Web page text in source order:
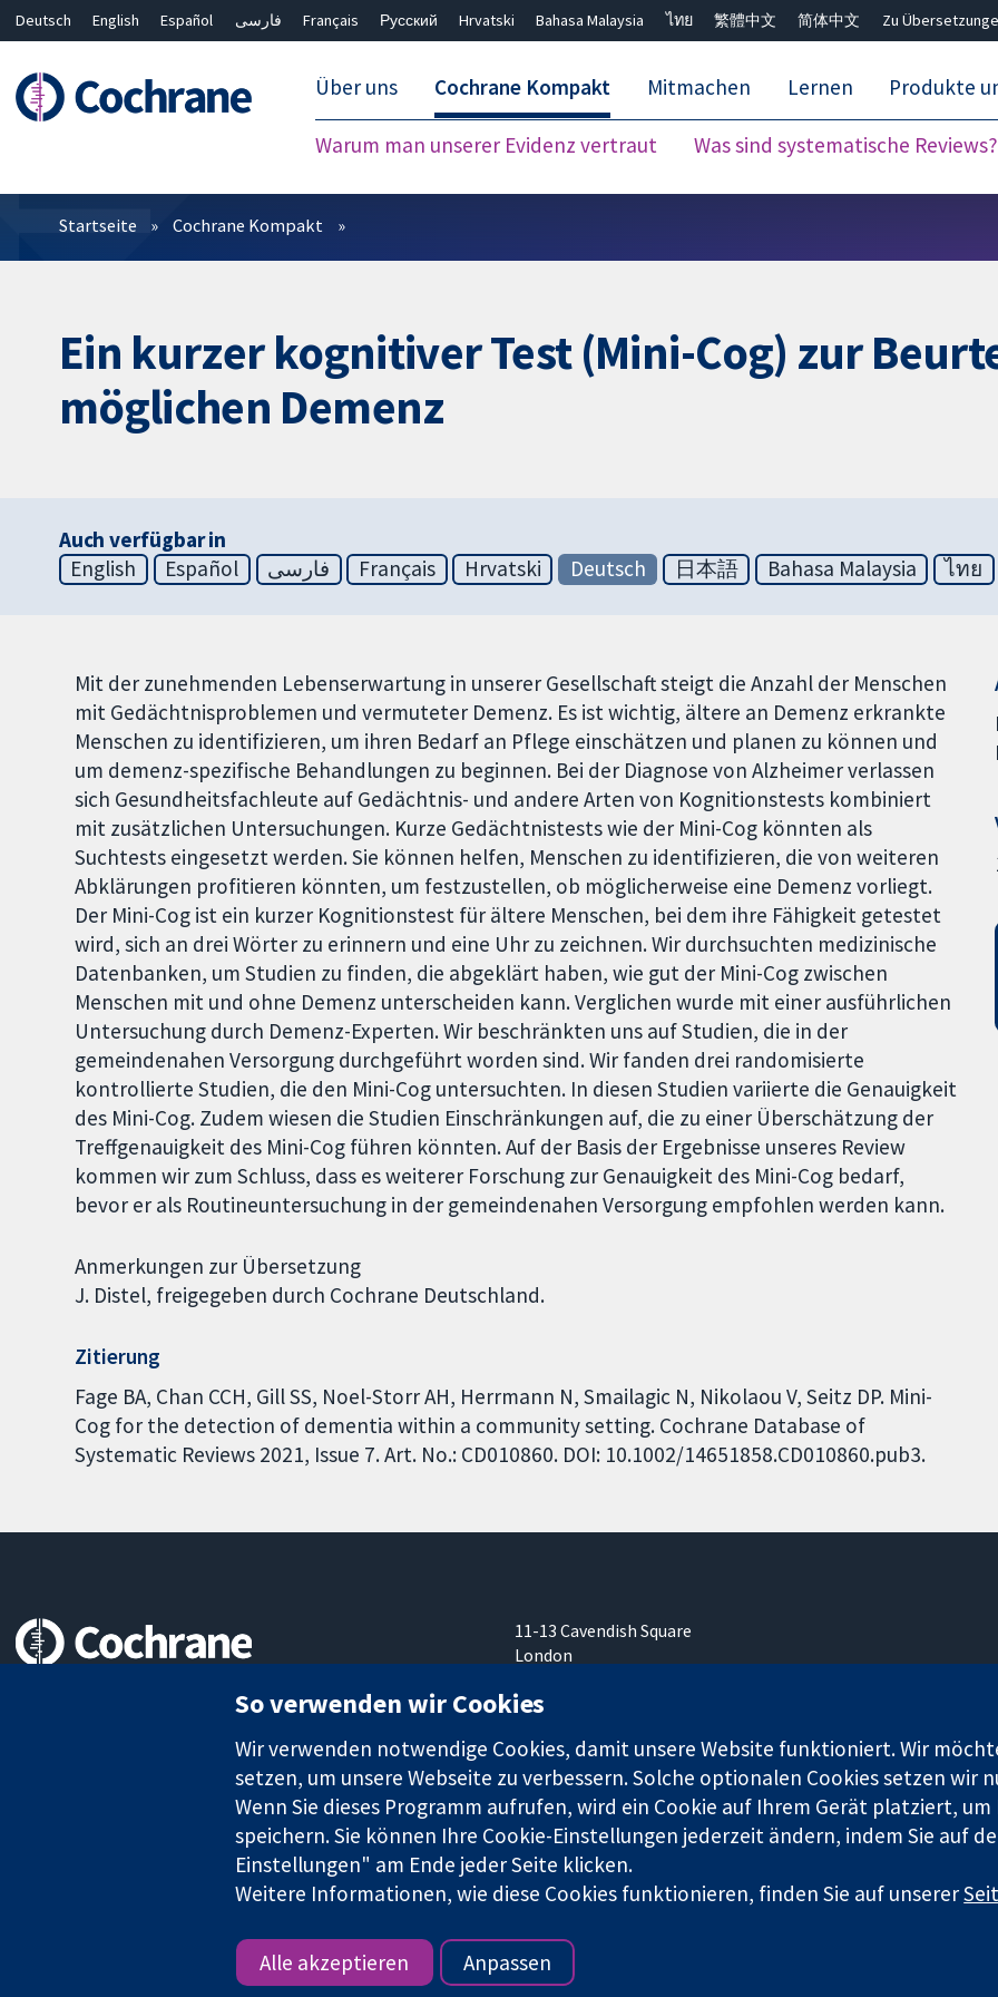
Deutsch English Español فارسی Français Русский Hrvatski Bahasa Malaysia ไทย 繁體中文 简体中文 Zu
Über uns Cochrane Kompakt
Warum man unserer Evidenz vertraut Was sind systematische Reviews?
Mitmachen Lernen Produkte
Filter
Startseite Cochrane Kompakt
Ein kurzer kognitiver Test (Mini-Cog) zur
möglichen Demenz
Auch verfügbar in
English
Español فارسی Français Hrvatski Deutsch 日本語 Bahasa Malaysia ไทย
Mit der zunehmenden Lebenserwartung in unserer Gesellschaft steigt die Anzahl der Menschen
mit Gedächtnisproblemen und vermuteter Demenz. Es ist wichtig, ältere an Demenz erkrankte
Menschen zu identifizieren, um ihren Bedarf an Pflege einschätzen und planen zu können und
um demenz-spezifische Behandlungen zu beginnen. Bei der Diagnose von Alzheimer verlassen
sich Gesundheitsfachleute auf Gedächtnis- und andere Arten von Kognitionstests kombiniert
mit zusätzlichen Untersuchungen. Kurze Gedächtnistests wie der Mini-Cog könnten als
Suchtests eingesetzt werden. Sie können helfen, Menschen zu identifizieren, die von weiteren
Abklärungen profitieren könnten, um festzustellen, ob möglicherweise eine Demenz vorliegt.
Der Mini-Cog ist ein kurzer Kognitionstest für ältere Menschen, bei dem ihre Fähigkeit getestet
wird, sich an drei Wörter zu erinnern und eine Uhr zu zeichnen. Wir durchsuchten medizinische
Datenbanken, um Studien zu finden, die abgeklärt haben, wie gut der Mini-Cog zwischen
Menschen mit und ohne Demenz unterscheiden kann. Verglichen wurde mit einer ausführlichen
Untersuchung durch Demenz-Experten. Wir beschränkten uns auf Studien, die in der
gemeindenahen Versorgung durchgeführt worden sind. Wir fanden drei randomisierte
kontrollierte Studien, die den Mini-Cog untersuchten. In diesen Studien variierte die Genauigkeit
des Mini-Cog. Zudem wiesen die Studien Einschränkungen auf, die zu einer Überschätzung der
Treffgenauigkeit des Mini-Cog führen könnten. Auf der Basis der Ergebnisse unseres Review
kommen wir zum Schluss, dass es weiterer Forschung zur Genauigkeit des Mini-Cog bedarf,
bevor er als Routineuntersuchung in der gemeindenahen Versorgung empfohlen werden kann.
Anmerkungen zur Übersetzung
J. Distel, freigegeben durch Cochrane Deutschland.
Zitierung
Fage BA, Chan CCH, Gill SS, Noel-Storr AH, Herrmann N, Smailagic N, Nikolaou V, Seitz DP. Mini-
Cog for the detection of dementia within a community setting. Cochrane Database of
Systematic Reviews 2021, Issue 7. Art. No.: CD010860. DOI: 10.1002/14651858.CD010860.pub3.
11-13 Cavendish Square
London
Vereinigtes Königreich
Die Cochrane Collaboration ist eine gemeinützige Organisation (Nr. 1045921) und in England und in Wales als eine Gesellschaft
Identifikationsnummer GB 718 2127 49.
Bedingungen für die Webseite
So verwenden wir Cookies
Wir verwenden notwendige Cookies, damit unsere Website funktioniert. Wir
setzen, um unsere Webseite zu verbessern. Solche optionalen Cookies setzen wir
Wenn Sie dieses Programm aufrufen, wird ein Cookie auf Ihrem Gerät platziert,
speichern. Sie können Ihre Cookie-Einstellungen jederzeit ändern, indem Sie auf
Einstellungen" am Ende jeder Seite klicken.
Weitere Informationen, wie diese Cookies funktionieren, finden Sie auf unserer
Alle akzeptieren Anpassen